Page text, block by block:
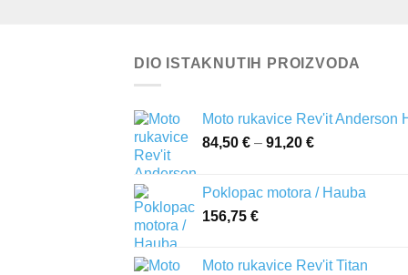
DIO ISTAKNUTIH PROIZVODA
Moto rukavice Rev'it Anderson
84,50 € – 91,20 €
84,50 €
Poklopac motora / Hauba
156,75 €
Moto rukavice Rev'it Titan